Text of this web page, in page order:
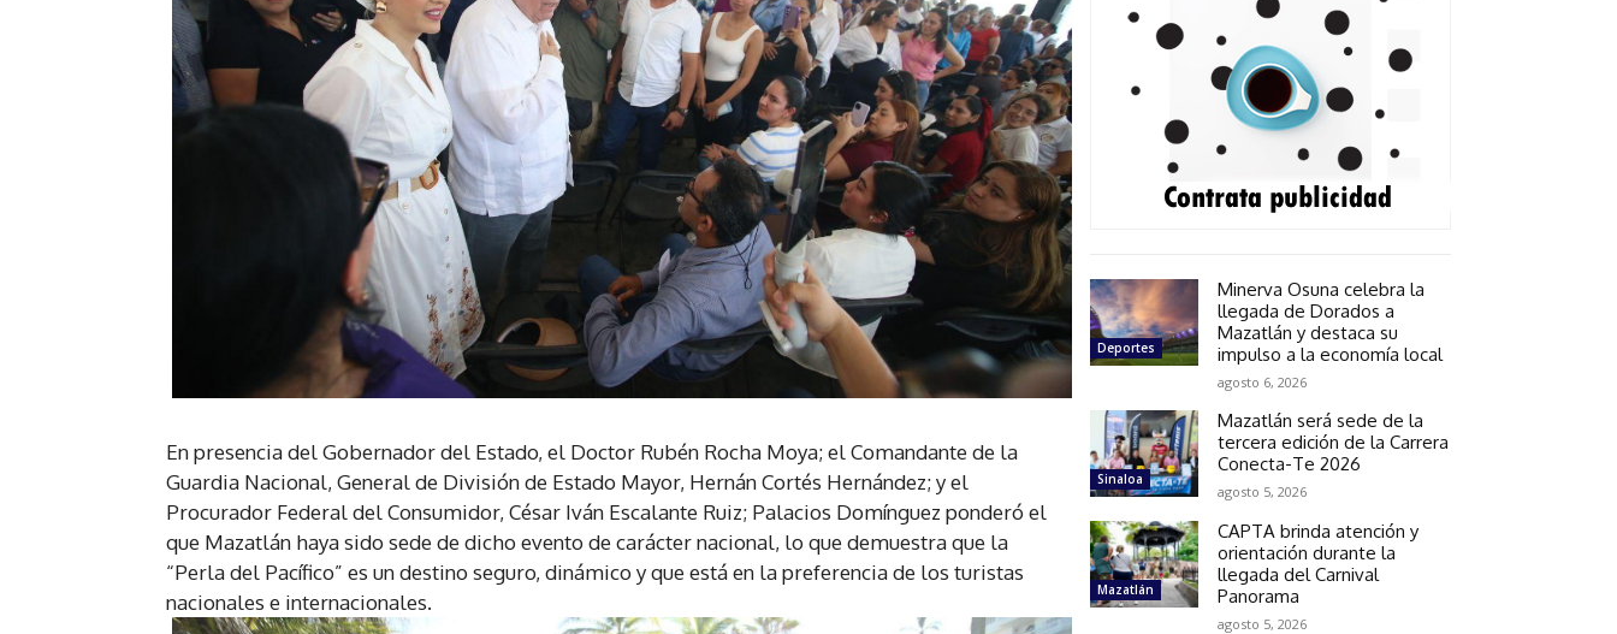
En presencia del Gobernador del Estado, el Doctor Rubén Rocha Moya; el Comandante de la
Guardia Nacional, General de División de Estado Mayor, Hernán Cortés Hernández; y el
Procurador Federal del Consumidor, César Iván Escalante Ruiz; Palacios Domínguez ponderó el
que Mazatlán haya sido sede de dicho evento de carácter nacional, lo que demuestra que la
“Perla del Pacífico” es un destino seguro, dinámico y que está en la preferencia de los turistas
nacionales e internacionales.
Deportes
Minerva Osuna celebra la
llegada de Dorados a
Mazatlán y destaca su
impulso a la economía local
agosto 6, 2026
Sinaloa
Mazatlán será sede de la
tercera edición de la Carrera
Conecta-Te 2026
agosto 5, 2026
Mazatlán
CAPTA brinda atención y
orientación durante la
llegada del Carnival
Panorama
agosto 5, 2026